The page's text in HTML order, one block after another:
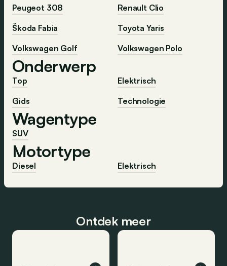
Peugeot 308
Renault Clio
Škoda Fabia
Toyota Yaris
Volkswagen Golf
Volkswagen Polo
Onderwerp
Top
Elektrisch
Gids
Technologie
Wagentype
SUV
Motortype
Diesel Elektrisch
Ontdek meer